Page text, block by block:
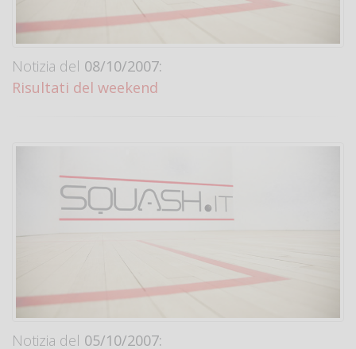
Notizia del 08/10/2007:
Risultati del weekend
Notizia del 05/10/2007: